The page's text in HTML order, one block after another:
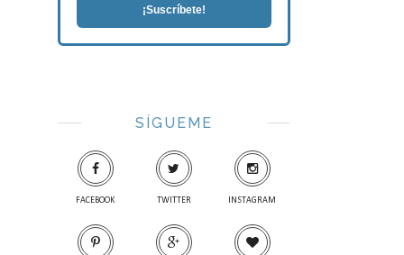
¡Suscríbete!
SÍGUEME
FACEBOOK TWITTER INSTAGRAM